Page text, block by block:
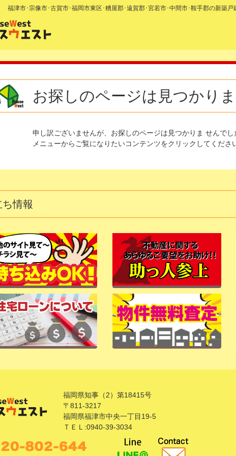
福津市･宗像市･古賀市･福岡市東区･糟屋郡･遠賀郡･宮若市･中間市･鞍手郡の新築
お探しのページは見つかり
申し訳ございませんが、お探しのページは見つかりま せんでし
メニューからご覧になりたいコンテンツをクリックしてくださ
ち情報
福岡県知事（2）第18415号
〒811-3217
福岡県福津市中央一丁目19-5
ＴＥＬ:0940-39-3034